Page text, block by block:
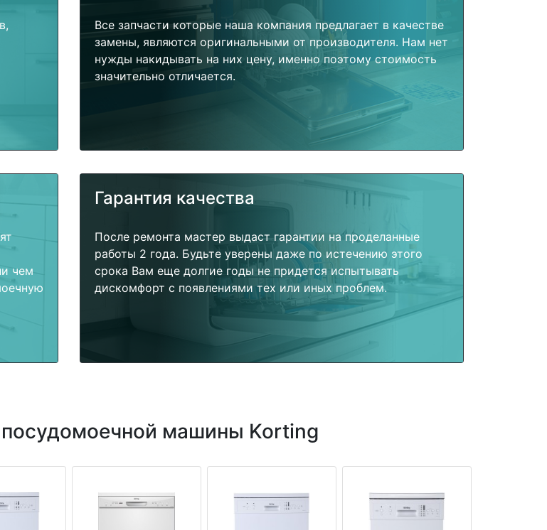
Все запчасти которые наша компания предлагает в качестве
замены, являются оригинальными от производителя. Нам нет
нужды накидывать на них цену, именно поэтому стоимость
значительно отличается.
чем
Гарантия качества
После ремонта мастер выдаст гарантии на проделанные
работы 2 года. Будьте уверены даже по истечению этого
срока Вам еще долгие годы не придется испытывать
дискомфорт с появлениями тех или иных проблем.
машины Korting